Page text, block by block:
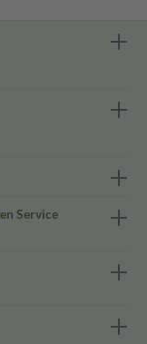
Service